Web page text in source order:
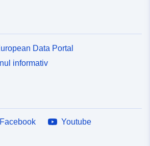
Data Portal
informativ
Facebook
Youtube